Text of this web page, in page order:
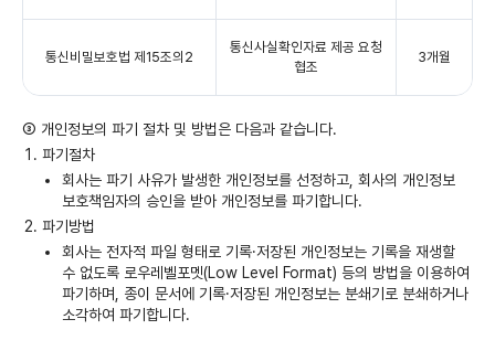
통신비밀보호법 제15조의2
통신사실확인자료 제공 요청
협조
3개월
③ 개인정보의 파기 절차 및 방법은 다음과 같습니다.
파기절차
회사는 파기 사유가 발생한 개인정보를 선정하고, 회사의 개인정보
보호책임자의 승인을 받아 개인정보를 파기합니다.
파기방법
회사는 전자적 파일 형태로 기록·저장된 개인정보는 기록을 재생할
수 없도록 로우레벨포멧(Low Level Format) 등의 방법을 이용하여
파기하며, 종이 문서에 기록·저장된 개인정보는 분쇄기로 분쇄하거나
소각하여 파기합니다.